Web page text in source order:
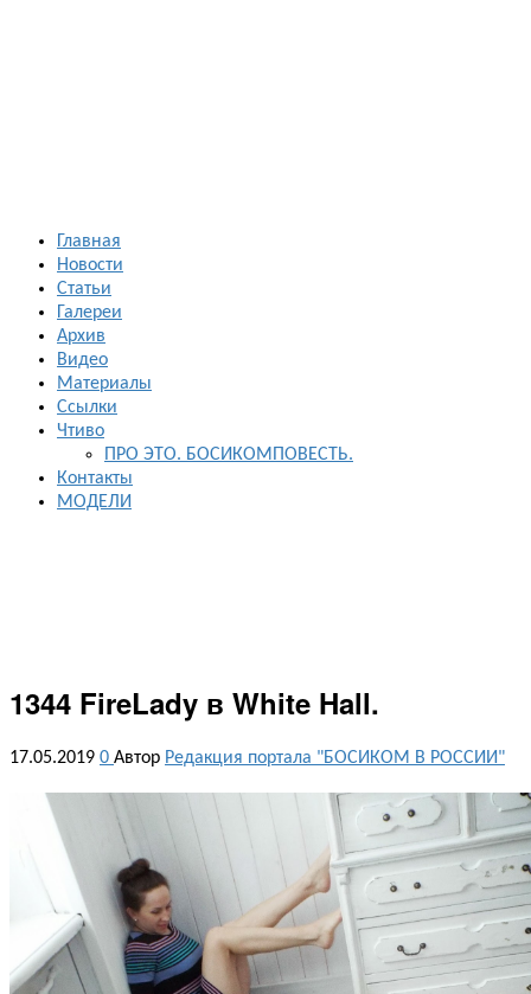
Главная
Новости
Статьи
Галереи
Архив
Видео
Материалы
Ссылки
Чтиво
ПРО ЭТО. БОСИКОМПОВЕСТЬ.
Контакты
МОДЕЛИ
1344 FireLady в White Hall.
17.05.2019 0 Автор Редакция портала "БОСИКОМ В РОССИИ"